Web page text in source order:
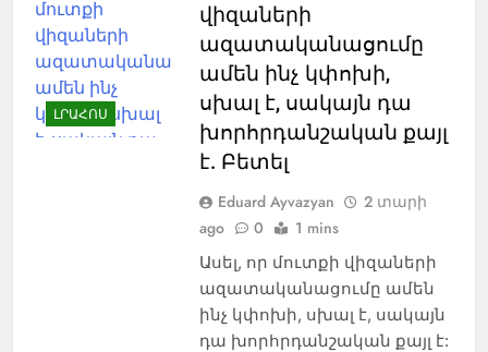
ԼՐԱՀՈՍ
վիզաների
ազատականացումը
ամեն ինչ կփոխի,
սխալ է, սակայն դա
խորհրդանշական քայլ
է. Բետել
Eduard Ayvazyan
2 տարի
ago
0 1 mins
Ասել, որ մուտքի վիզաների
ազատականացումը ամեն
ինչ կփոխի, սխալ է, սակայն
դա խորհրդանշական քայլ է: